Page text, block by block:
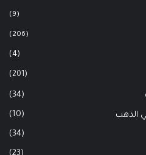
(9)
(206)
(4)
(201)
(34)
الذهب (10)
(34)